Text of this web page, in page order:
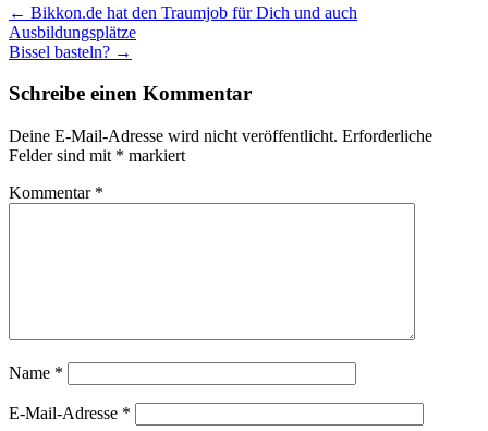
Post
navigation
← Bikkon.de hat den Traumjob für Dich und auch
Ausbildungsplätze
Bissel basteln? →
Schreibe einen Kommentar
Deine E-Mail-Adresse wird nicht veröffentlicht. Erforderliche
Felder sind mit * markiert
Kommentar *
Name *
E-Mail-Adresse *